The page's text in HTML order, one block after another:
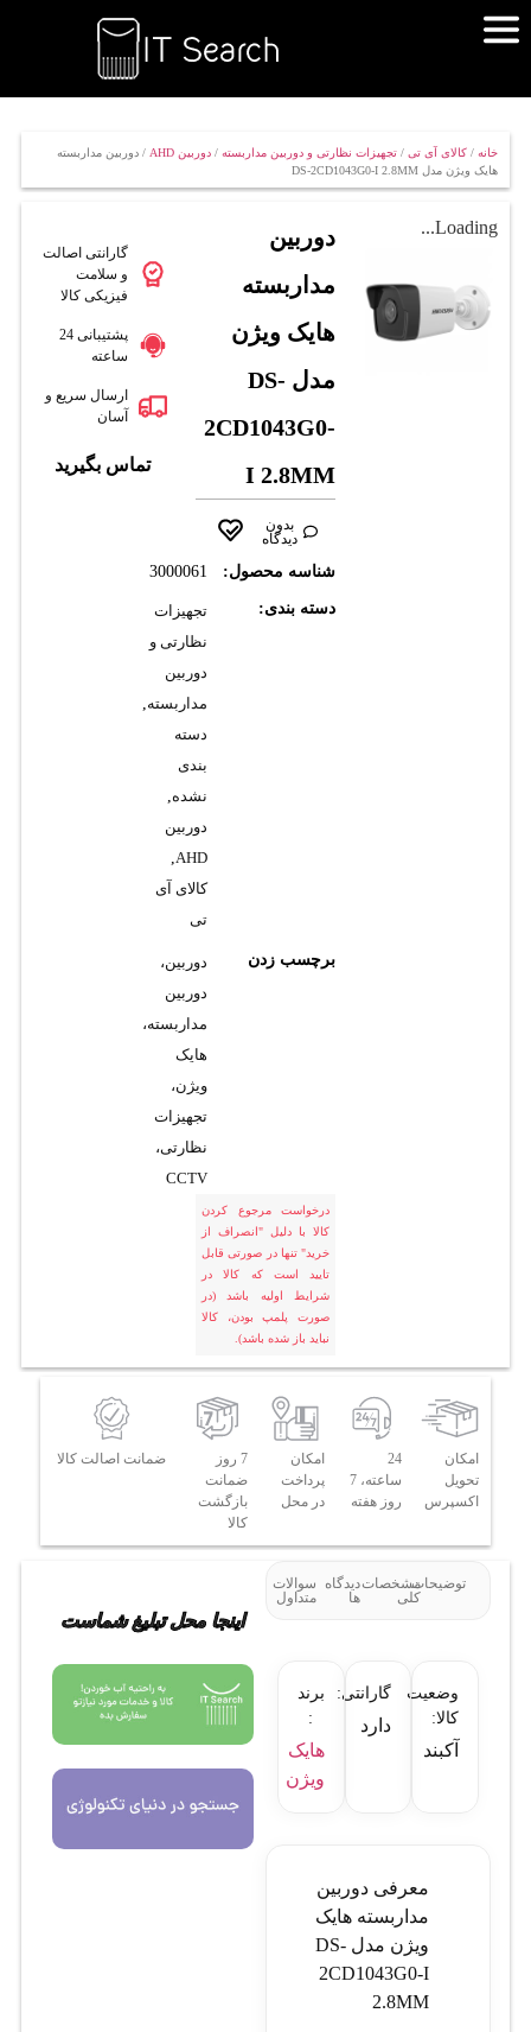
خانه/ کالای آی تی/ تجهیزات نظارتی و دوربین مداربسته/ دوربین AHD
/ دوربین مداربسته
هایک ویژن مدل DS-2CD1043G0-I 2.8MM
Loading...
دوربین
مداربسته
هایک ویژن
مدل DS-
2CD1043G0-
I 2.8MM
بدون
دیدگاه
شناسه محصول: 3000061
دسته بندی:
تجهیزات
نظارتی و
دوربین
مداربسته,
دسته
بندی
نشده,
دوربین
AHD
,
کالای آی
تی
برچسب زدن
دوربین،
دوربین
مداربسته،
هایک
ویژن،
تجهیزات
نظارتی،
CCTV
درخواست مرجوع کردن
کالا با دلیل "انصراف از
خرید" تنها در صورتی قابل
تایید است که کالا در
شرایط اولیه باشد (در
صورت پلمپ بودن، کالا
نباید باز شده باشد).
گارانتی اصالت
و سلامت
فیزیکی کالا
پشتیبانی 24
ساعته
ارسال سریع و
آسان
تماس بگیرید
امکان
تحویل
اکسپرس
24
ساعته، 7
روز هفته
امکان
پرداخت
در محل
7 روز
ضمانت
بازگشت
کالا
ضمانت اصالت کالا
توضیحاتمشخصات
کلی
دیدگاه
ها
سوالات
متداول
وضعیت
کالا:
آکبند
گارانتی:
دارد
برند
:
هایک
ویژن
معرفی دوربین
مداربسته هایک
ویژن مدل DS-
2CD1043G0-I
2.8MM
اینجا محل تبلیغ شماست